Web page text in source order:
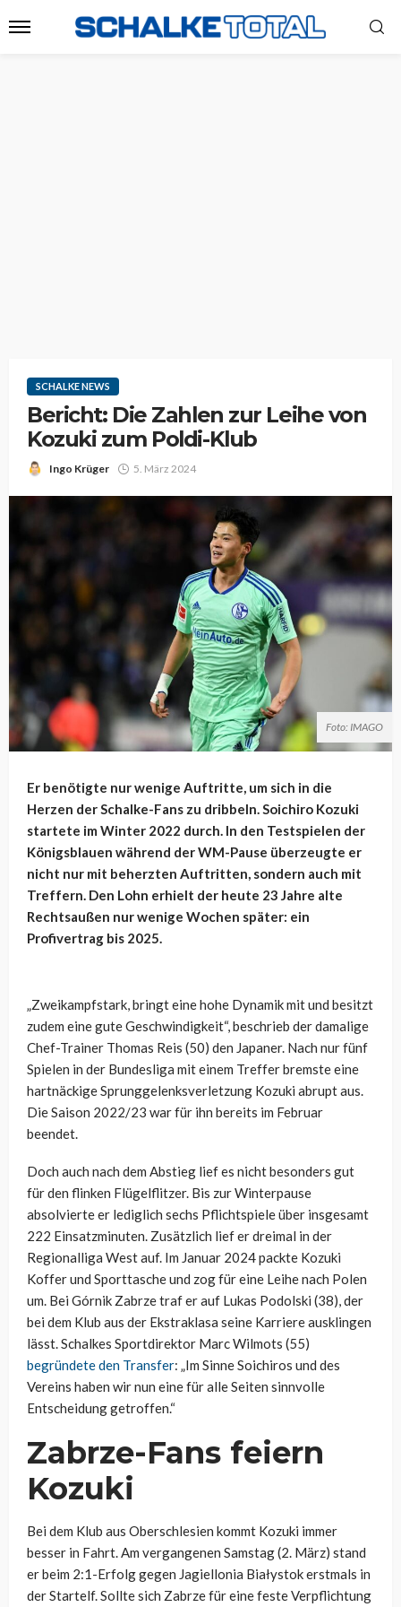
SCHALKE NEWS
Bericht: Die Zahlen zur Leihe von
Kozuki zum Poldi-Klub
Ingo Krüger 5. März 2024
Foto: IMAGO
Er benötigte nur wenige Auftritte, um sich in die
Herzen der Schalke-Fans zu dribbeln. Soichiro Kozuki
startete im Winter 2022 durch. In den Testspielen der
Königsblauen während der WM-Pause überzeugte er
nicht nur mit beherzten Auftritten, sondern auch mit
Treffern. Den Lohn erhielt der heute 23 Jahre alte
Rechtsaußen nur wenige Wochen später: ein
Profivertrag bis 2025.
„Zweikampfstark, bringt eine hohe Dynamik mit und besitzt
zudem eine gute Geschwindigkeit“, beschrieb der damalige
Chef-Trainer Thomas Reis (50) den Japaner. Nach nur fünf
Spielen in der Bundesliga mit einem Treffer bremste eine
hartnäckige Sprunggelenksverletzung Kozuki abrupt aus.
Die Saison 2022/23 war für ihn bereits im Februar
beendet.
Doch auch nach dem Abstieg lief es nicht besonders gut
für den flinken Flügelflitzer. Bis zur Winterpause
absolvierte er lediglich sechs Pflichtspiele über insgesamt
222 Einsatzminuten. Zusätzlich lief er dreimal in der
Regionalliga West auf. Im Januar 2024 packte Kozuki
Koffer und Sporttasche und zog für eine Leihe nach Polen
um. Bei Górnik Zabrze traf er auf Lukas Podolski (38), der
bei dem Klub aus der Ekstraklasa seine Karriere ausklingen
lässt. Schalkes Sportdirektor Marc Wilmots (55)
begründete den Transfer: „Im Sinne Soichiros und des
Vereins haben wir nun eine für alle Seiten sinnvolle
Entscheidung getroffen.“
Zabrze-Fans feiern
Kozuki
Bei dem Klub aus Oberschlesien kommt Kozuki immer
besser in Fahrt. Am vergangenen Samstag (2. März) stand
er beim 2:1-Erfolg gegen Jagiellonia Białystok erstmals in
der Startelf. Sollte sich Zabrze für eine feste Verpflichtung